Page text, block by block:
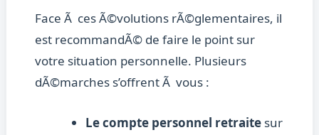
Face Ã ces Ã©volutions rÃ©glementaires, il
est recommandÃ© de faire le point sur
votre situation personnelle. Plusieurs
dÃ©marches s’offrent Ã vous :
Le compte personnel retraitesur